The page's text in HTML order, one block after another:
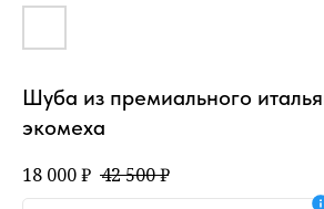
Шуба из премиального
экомеха
18 000₽ 42 500₽